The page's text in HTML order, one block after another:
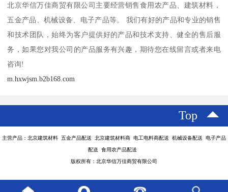
北京华信万佳商贸有限公司主要经营销售食用农产品、建筑材料，
五金产品、机械设备、电子产品等。 我们有好的产品和专业的销售
和技术团队，始终为客户提供好的产品和技术支持、健全的售后服
务，如果您对我公司的产品服务有兴趣，期待您在线留言或者来电
咨询!
m.hxwjsm.b2b168.com
Top
主营产品：北京建筑材料 五金产品配送 北京建筑材料商 电工电料商配送 机械设备配送 电子产品
配送 食用农产品配送
版权所有：北京华信万佳商贸有限公司